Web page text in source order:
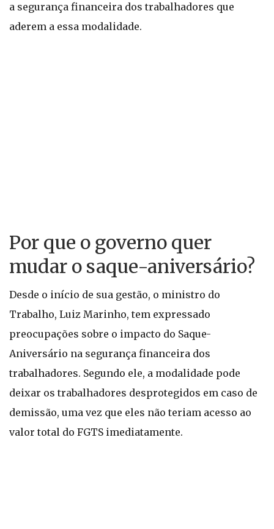
a segurança financeira dos trabalhadores que
aderem a essa modalidade.
Por que o governo quer
mudar o saque-aniversário?
Desde o início de sua gestão, o ministro do
Trabalho, Luiz Marinho, tem expressado
preocupações sobre o impacto do Saque-
Aniversário na segurança financeira dos
trabalhadores. Segundo ele, a modalidade pode
deixar os trabalhadores desprotegidos em caso de
demissão, uma vez que eles não teriam acesso ao
valor total do FGTS imediatamente.